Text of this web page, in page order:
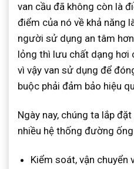
van cầu đã không còn là
điểm của nó về khả năng
người sử dụng an tâm
lỏng thì lưu chất dạng hơi
vì vậy van sử dụng để
buộc phải đảm bảo hiệu
Ngày nay, chúng ta lắp
nhiều hệ thống đường
Kiểm soát, vận